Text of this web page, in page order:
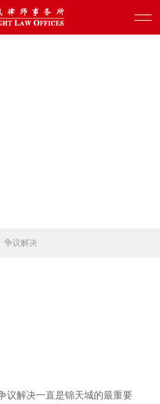
争议解决
议解决一直是锦天城的最重要